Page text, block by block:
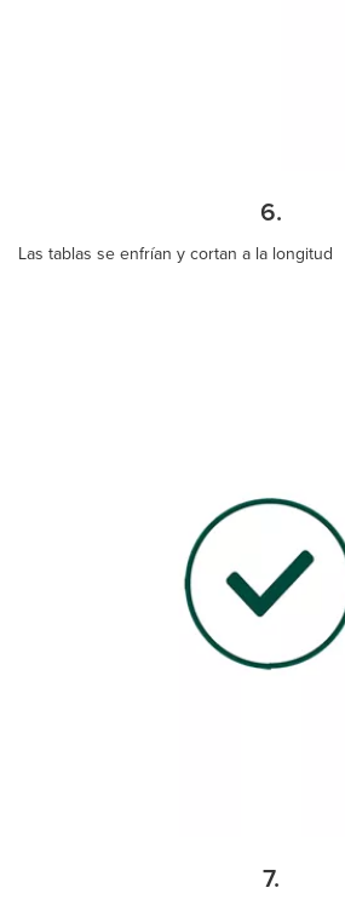
6.
Las tablas se enfrían y cortan a la longitud
7.